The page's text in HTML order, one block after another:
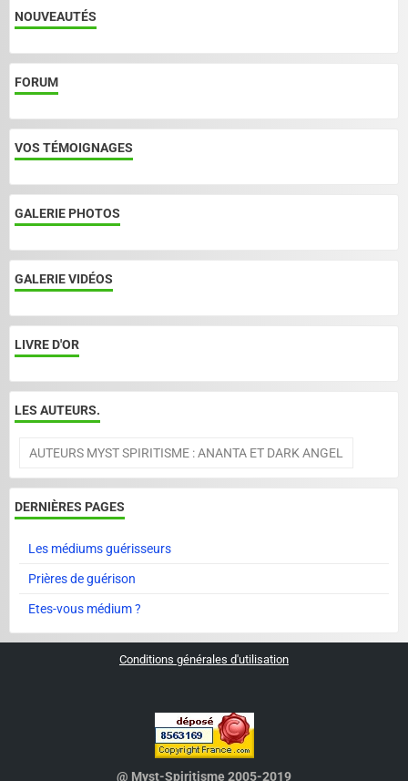
NOUVEAUTÉS
FORUM
VOS TÉMOIGNAGES
GALERIE PHOTOS
GALERIE VIDÉOS
LIVRE D'OR
LES AUTEURS.
AUTEURS MYST SPIRITISME : ANANTA ET DARK ANGEL
DERNIÈRES PAGES
Les médiums guérisseurs
Prières de guérison
Etes-vous médium ?
Conditions générales d'utilisation
@ Myst-Spiritisme 2005-2019